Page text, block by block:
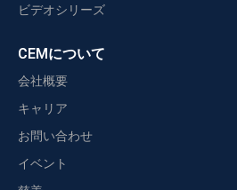
ビデオシリーズ
CEMについて
会社概要
キャリア
お問い合わせ
イベント